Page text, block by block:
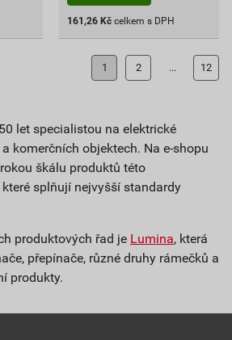
161,26 Kč celkem s DPH
1 2 ... 12
let specialistou na elektrické
komerčních objektech. Na e-shopu
škálu produktů této
splňují nejvyšší standardy
produktových řad je Lumina, která
přepínače, různé druhy rámečků a
produkty.